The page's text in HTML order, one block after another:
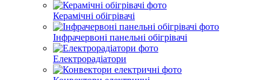
Керамічні обігрівачі
Інфрачервоні панельні обігрівачі
Електрорадіатори